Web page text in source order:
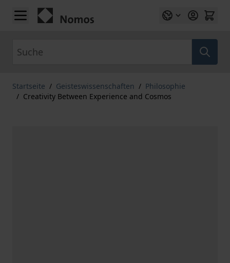
Zum Inhalt springen
Startseite / Geisteswissenschaften / Philosophie
/ Creativity Between Experience and Cosmos